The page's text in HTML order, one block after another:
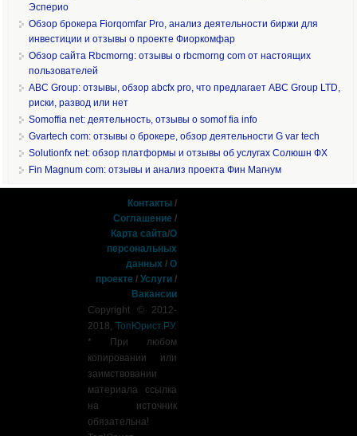
Эсперио
Обзор брокера Fiorqomfar Pro, анализ деятельности биржи для
инвестиции и отзывы о проекте Фиоркомфар
Обзор сайта Rbcmorng: отзывы о rbcmorng com от настоящих
пользователей
ABC Group: отзывы, обзор abcfx pro, что предлагает ABC Group LTD,
риски, развод или нет
Somoffia net: деятельность, отзывы о somof fia info
Gvartech com: отзывы о брокере, обзор деятельности G var tech
Solutionfx net: обзор платформы и отзывы об услугах Солюшн ФХ
Fin Magnum com: отзывы и анализ проекта Фин Магнум
Контакты /
Соглашение /
Карта сайта/О
персональных
данных /О
проекте /Услуги /
Вакансии
Copyright © 2012-
2018,ТопЮрист.РУ.
* При любом
копировании или
заимствовании
материала ссылка
на источник
обязательна!